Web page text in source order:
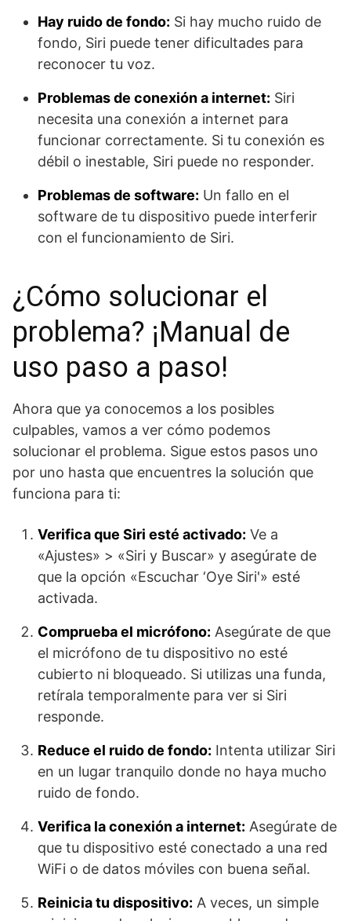
Hay ruido de fondo: Si hay mucho ruido de
fondo, Siri puede tener dificultades para
reconocer tu voz.
Problemas de conexión a internet: Siri
necesita una conexión a internet para
funcionar correctamente. Si tu conexión es
débil o inestable, Siri puede no responder.
Problemas de software: Un fallo en el
software de tu dispositivo puede interferir
con el funcionamiento de Siri.
¿Cómo solucionar el
problema? ¡Manual de
uso paso a paso!
Ahora que ya conocemos a los posibles
culpables, vamos a ver cómo podemos
solucionar el problema. Sigue estos pasos uno
por uno hasta que encuentres la solución que
funciona para ti:
Verifica que Siri esté activado: Ve a
«Ajustes» > «Siri y Buscar» y asegúrate de
que la opción «Escuchar ‘Oye Siri'» esté
activada.
Comprueba el micrófono: Asegúrate de que
el micrófono de tu dispositivo no esté
cubierto ni bloqueado. Si utilizas una funda,
retírala temporalmente para ver si Siri
responde.
Reduce el ruido de fondo: Intenta utilizar Siri
en un lugar tranquilo donde no haya mucho
ruido de fondo.
Verifica la conexión a internet: Asegúrate de
que tu dispositivo esté conectado a una red
WiFi o de datos móviles con buena señal.
Reinicia tu dispositivo: A veces, un simple